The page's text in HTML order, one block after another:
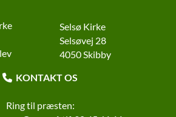
Selsø Kirke
Selsøvej 28
4050 Skibby
 KONTAKT OS
Ring til præsten: